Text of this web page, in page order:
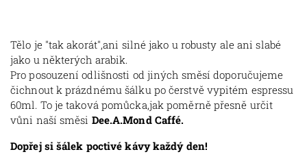
Tělo je "tak akorát",ani silné jako u robusty ale ani slabé
jako u některých arabik.
Pro posouzení odlišnosti od jiných směsí doporučujeme
čichnout k prázdnému šálku po čerstvě vypitém espressu
60ml. To je taková pomůcka,jak poměrně přesně určit
vůni naší směsi Dee.A.Mond Caffé.
Dopřej si šálek poctivé kávy každý den!